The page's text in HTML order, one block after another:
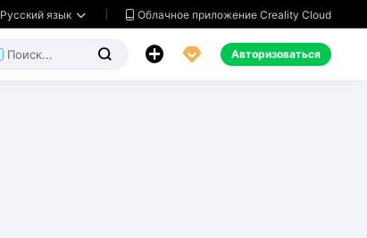
Русский язык   Облачное приложение Creality Cloud
   Авторизоваться